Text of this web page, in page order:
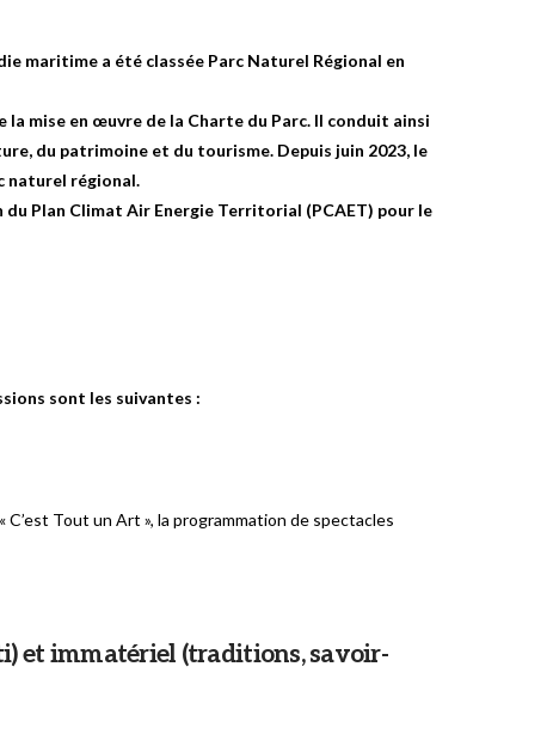
maritime a été classée Parc Naturel Régional en
la mise en œuvre de la Charte du Parc. Il conduit ainsi
du patrimoine et du tourisme. Depuis juin 2023, le
naturel régional.
Plan Climat Air Energie Territorial (PCAET) pour le
sont les suivantes :
Tout un Art », la programmation de spectacles
et immatériel (traditions, savoir-